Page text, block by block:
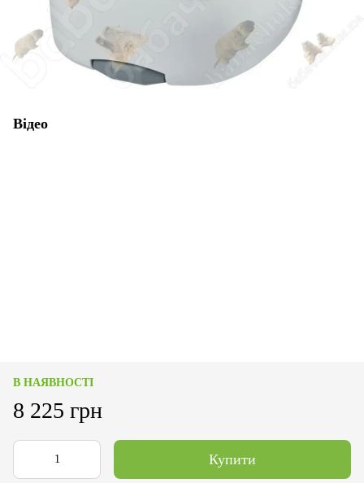
Відео
В НАЯВНОСТІ
8 225 грн
Купити